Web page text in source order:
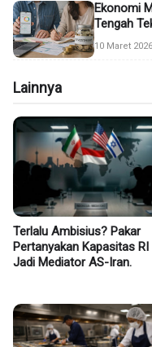
Ekonomi
Tengah
10 Maret 2026
Lainnya
Terlalu Ambisius? Pakar
Pertanyakan Kapasitas RI
Jadi Mediator AS-Iran.